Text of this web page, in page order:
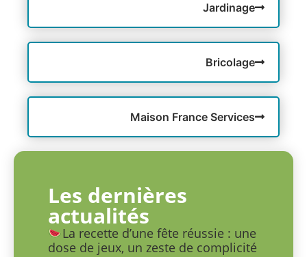
Jardinage
Bricolage
Maison France Services
Les dernières
actualités
La recette d’une fête réussie : une
dose de jeux, un zeste de complicité